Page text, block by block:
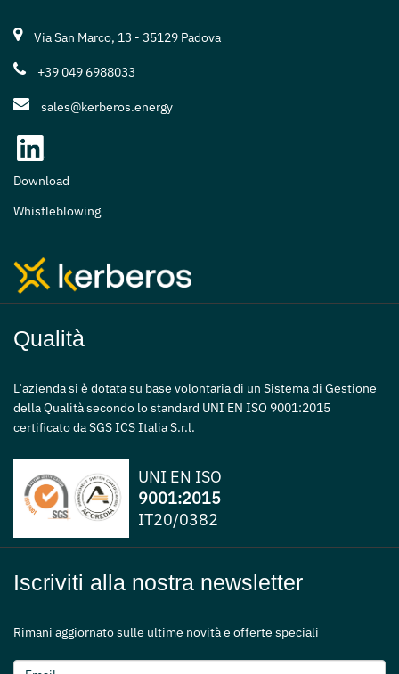
Via San Marco, 13 - 35129 Padova
+39 049 6988033
sales@kerberos.energy
Download
Whistleblowing
Qualità
L’azienda si è dotata su base volontaria di un Sistema di Gestione
della Qualità secondo lo standard UNI EN ISO 9001:2015
certificato da SGS ICS Italia S.r.l.
UNI EN ISO
9001:2015
IT20/0382
Iscriviti alla nostra newsletter
Rimani aggiornato sulle ultime novità e offerte speciali